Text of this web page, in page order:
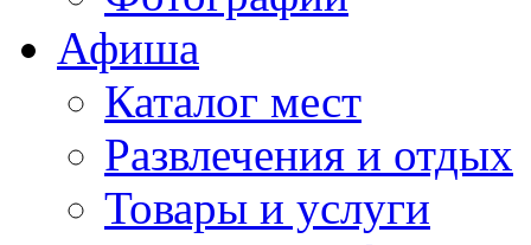
Афиша
Каталог мест
Развлечения и отдых
Товары и услуги